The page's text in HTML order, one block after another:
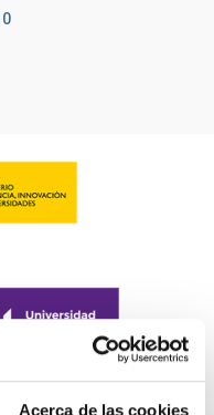
Acerca de las cookies